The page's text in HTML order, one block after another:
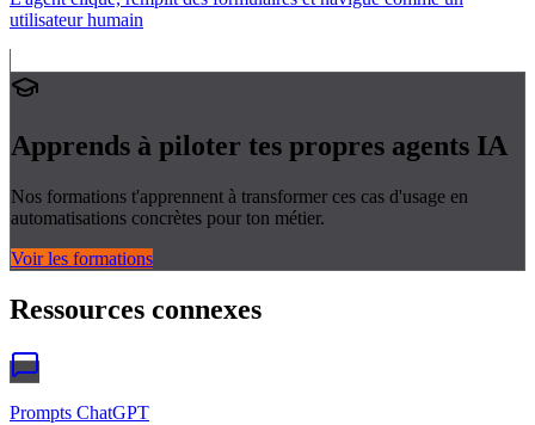
utilisateur humain
Apprends à piloter tes propres agents IA
Nos formations t'apprennent à transformer ces cas d'usage en
automatisations concrètes pour ton métier.
Voir les formations
Ressources connexes
Prompts ChatGPT